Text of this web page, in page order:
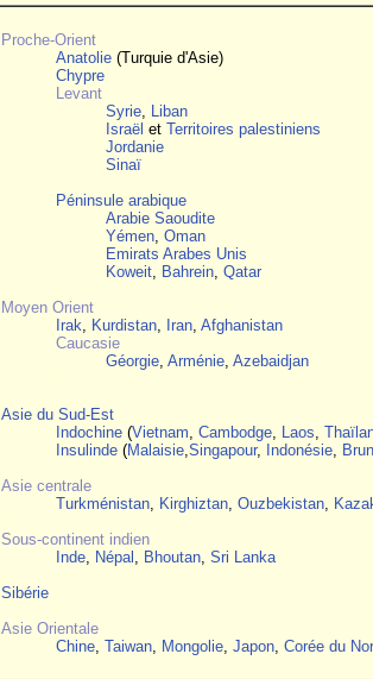
Proche-Orient
Anatolie (Turquie d'Asie)
Chypre
Levant
Syrie, Liban
Israël et Territoires palestiniens
Jordanie
Sinaï
Péninsule arabique
Arabie Saoudite
Yémen, Oman
Emirats Arabes Unis
Koweit, Bahrein, Qatar
Moyen Orient
Irak, Kurdistan, Iran, Afghanistan
Caucasie
Géorgie, Arménie, Azebaidjan
Asie du Sud-Est
Indochine (Vietnam, Cambodge, Laos,
Insulinde (Malaisie,Singapour, Indonésie,
Asie centrale
Turkménistan, Kirghiztan, Ouzbekistan,
Sous-continent indien
Inde, Népal , Bhoutan, Sri Lanka
Sibérie
Asie Orientale
Chine, Taiwan, Mongolie, Japon, Corée du